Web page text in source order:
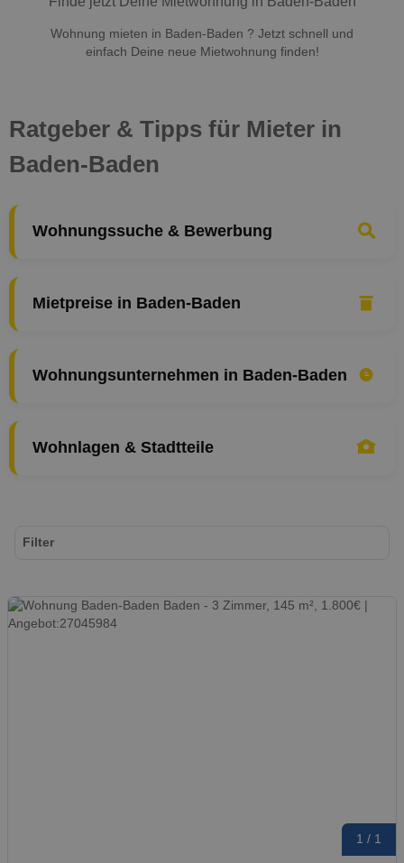
Wohnung mieten in Baden-Baden ? Jetzt schnell und
einfach Deine neue Mietwohnung finden!
Ratgeber & Tipps für Mieter in
Baden-Baden
Wohnungssuche & Bewerbung
Mietpreise in Baden-Baden
Wohnungsunternehmen in Baden-Baden
Wohnlagen & Stadtteile
1 / 1
Filter